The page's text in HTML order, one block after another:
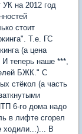
УК на 2012 год
стоит
Т.е. ГС
(а цена
И теперь наше ***,
БЖК." С
стёкол (а часть
6-го дома надо
в лифте сгорел
ходили...)... В